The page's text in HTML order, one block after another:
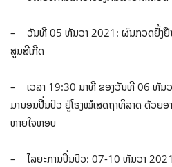
– ວັນທີ 05 ທັນວາ 2021: ຜົນກວດຢັ້ງຢືນ
ສູນສີເກີດ
– ເວລາ 19:30 ນາທີ ຂອງວັນທີ 06 ທັນວ
ມານອນປີ່ນປົວ ຢູ່ໂຮງໝໍເສດຖາທິລາດ ດ້ວຍອ
ຫາຍໃຈຫອບ
– ໄລຍະການປິ່ນປົວ: 07-10 ທັນວາ